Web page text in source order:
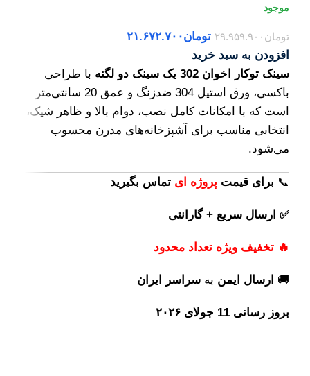
تومان۲۹.۹۵۹.۹۰۰ تومان۲۱.۶۷۲.۷۰۰
افزودن به سبد خرید
سینک توکار اخوان 302 یک سینک دو لگنه
با طراحی
باکسی، ورق استیل 304 ضدزنگ و عمق 20 سانتی‌متر
است که با امکانات کامل نصب، دوام بالا و ظاهر شیک،
انتخابی مناسب برای آشپزخانه‌های مدرن محسوب
می‌شود.
📞 برای قیمت پروژه ای تماس بگیرید
✅ ارسال سریع + گارانتی
🔥 تخفیف ویژه تعداد محدود
🚚 ارسال ایمن به سراسر ایران
بروز رسانی 11 جولای ۲۰۲۶